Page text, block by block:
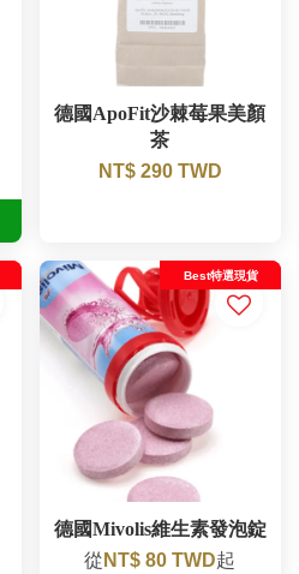
德國ApoFit沙棘莓果美顏
茶
NT$ 290 TWD
Best特選現貨
德國Mivolis維生素發泡錠
從 NT$ 80 TWD起